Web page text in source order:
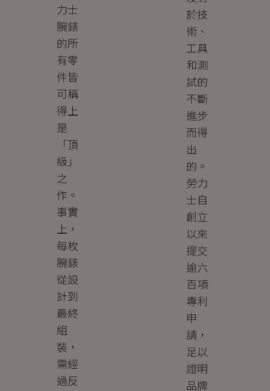
力士
腕錶
的所
有零
件皆
可稱
得上
是
「頂
級」
之
作。
事實
上，
每枚
腕錶
從設
計到
最終
組
裝，
需經
過反
於技
術、
工具
和測
試的
不斷
進步
而得
出
的。
勞力
士自
創立
以來
提交
逾六
百項
專利
申
請，
足以
證明
品牌